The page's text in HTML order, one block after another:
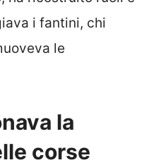
i fantini, chi
le
la
corse